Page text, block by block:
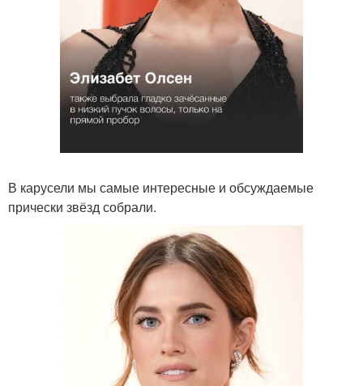
В карусели мы самые интересные и обсуждаемые
прически звёзд собрали.